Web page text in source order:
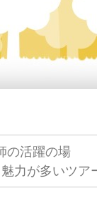
の活躍の場
魅力が多いツア